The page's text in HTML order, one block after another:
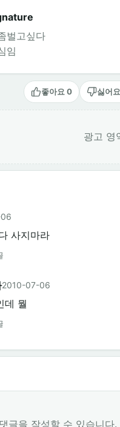
벌고싶다
임
좋아요 0 싫어
광고 영
사지마라
2010-07-06
데 뭘
글을 작성할 수 있습니다.